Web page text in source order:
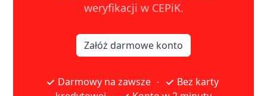
weryfikacji w CEPiK.
Załóż darmowe konto
Darmowy na zawsze ·
Bez karty